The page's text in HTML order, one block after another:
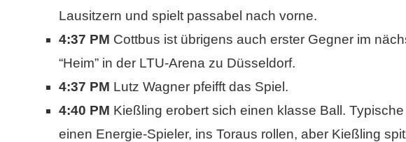
Lausitzern und spielt passabel nach vorne.
4:37 PM Cottbus ist übrigens auch erster Gegner im
“Heim” in der LTU-Arena zu Düsseldorf.
4:37 PM Lutz Wagner pfeifft das Spiel.
4:40 PM Kießling erobert sich einen klasse Ball.
einen Energie-Spieler, ins Toraus rollen, aber Kießling